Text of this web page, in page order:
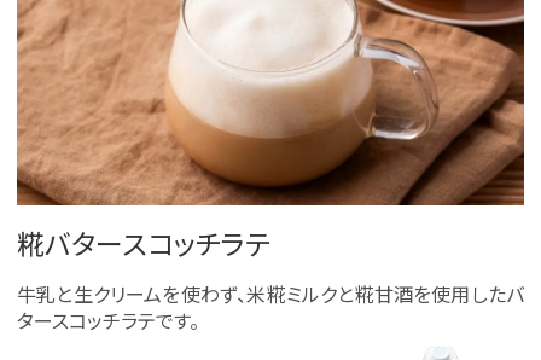
糀バタースコッチラテ
牛乳と生クリームを使わず、米糀ミルクと糀甘酒を使用したバ
タースコッチラテです。